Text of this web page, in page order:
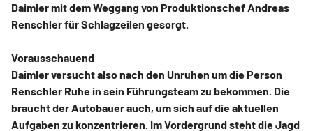
Daimler mit dem Weggang von Produktionschef Andreas
Renschler für Schlagzeilen gesorgt.
Vorausschauend
Daimler versucht also nach den Unruhen um die Person
Renschler Ruhe in sein Führungsteam zu bekommen. Die
braucht der Autobauer auch, um sich auf die aktuellen
Aufgaben zu konzentrieren. Im Vordergrund steht die Jagd